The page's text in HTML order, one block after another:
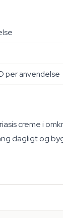
per anvendelse
creme i
dagligt og